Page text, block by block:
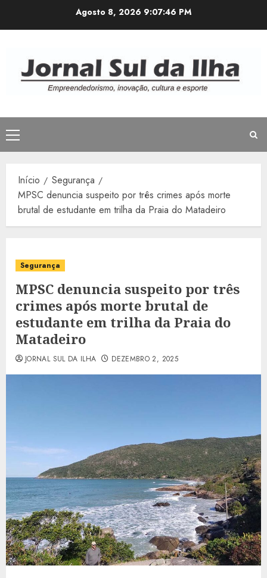
Agosto 8, 2026 9:07:46 PM
Menu
principal
Início
Segurança
MPSC denuncia suspeito por três crimes após morte
brutal de estudante em trilha da Praia do Matadeiro
Segurança
MPSC denuncia suspeito por três
crimes após morte brutal de
estudante em trilha da Praia do
Matadeiro
JORNAL SUL DA ILHA DEZEMBRO 2, 2025